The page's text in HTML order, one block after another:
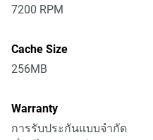
7200 RPM
Cache Size
256MB
Warranty
การรับประกันแบบจำกัด